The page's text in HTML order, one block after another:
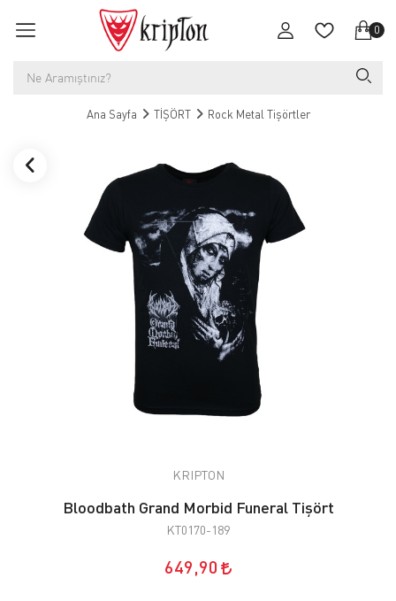
0
Ana Sayfa TİŞÖRT Rock Metal Tişörtler
KRIPTON
Bloodbath Grand Morbid Funeral Tişört
KT0170-189
649,90